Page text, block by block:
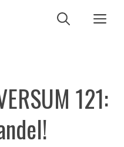
121: